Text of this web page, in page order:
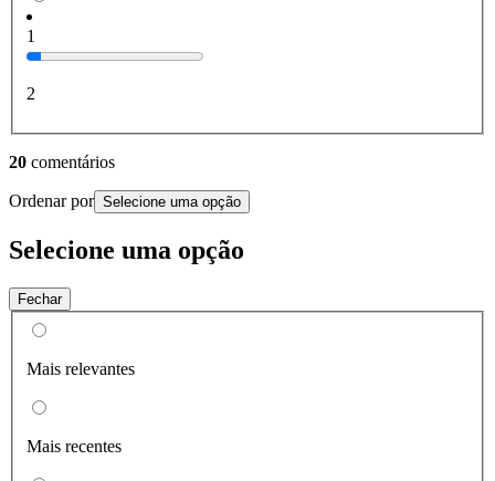
1
2
20 comentários
Ordenar por Selecione uma opção
Selecione uma opção
Fechar
Mais relevantes
Mais recentes